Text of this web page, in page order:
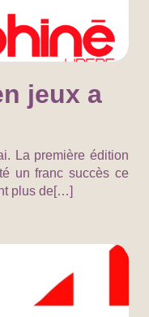
jeux a
La première édition
un franc succès ce
plus de[…]